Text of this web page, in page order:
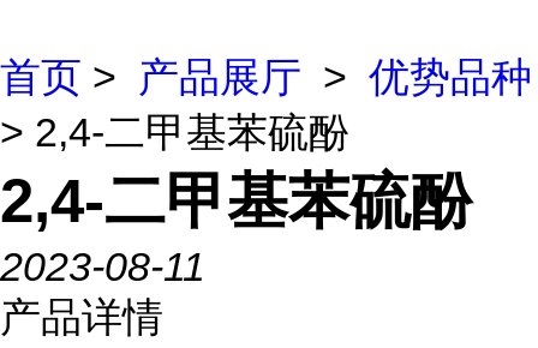
首页 > 产品展厅 > 优势品种
> 2,4-二甲基苯硫酚
2,4-二甲基苯硫酚
2023-08-11
产品详情